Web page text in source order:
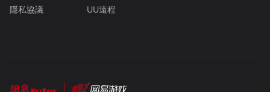
隱私協議 UU遠程